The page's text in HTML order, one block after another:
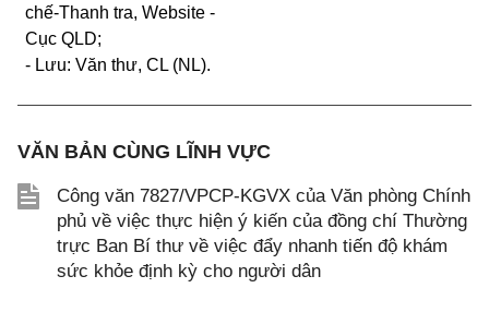
chế-Thanh tra, Website -
Cục QLD;
- Lưu: Văn thư, CL (NL).
VĂN BẢN CÙNG LĨNH VỰC
Công văn 7827/VPCP-KGVX của Văn phòng Chính
phủ về việc thực hiện ý kiến của đồng chí Thường
trực Ban Bí thư về việc đẩy nhanh tiến độ khám
sức khỏe định kỳ cho người dân